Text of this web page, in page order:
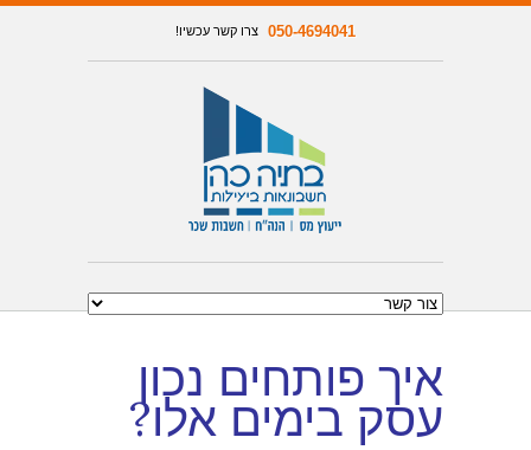
050-4694041 צרו קשר עכשיו!
איך פותחים נכון
עסק בימים אלו?